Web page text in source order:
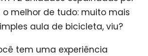
o melhor de tudo: muito mais
aula de bicicleta, viu?
tem uma experiência